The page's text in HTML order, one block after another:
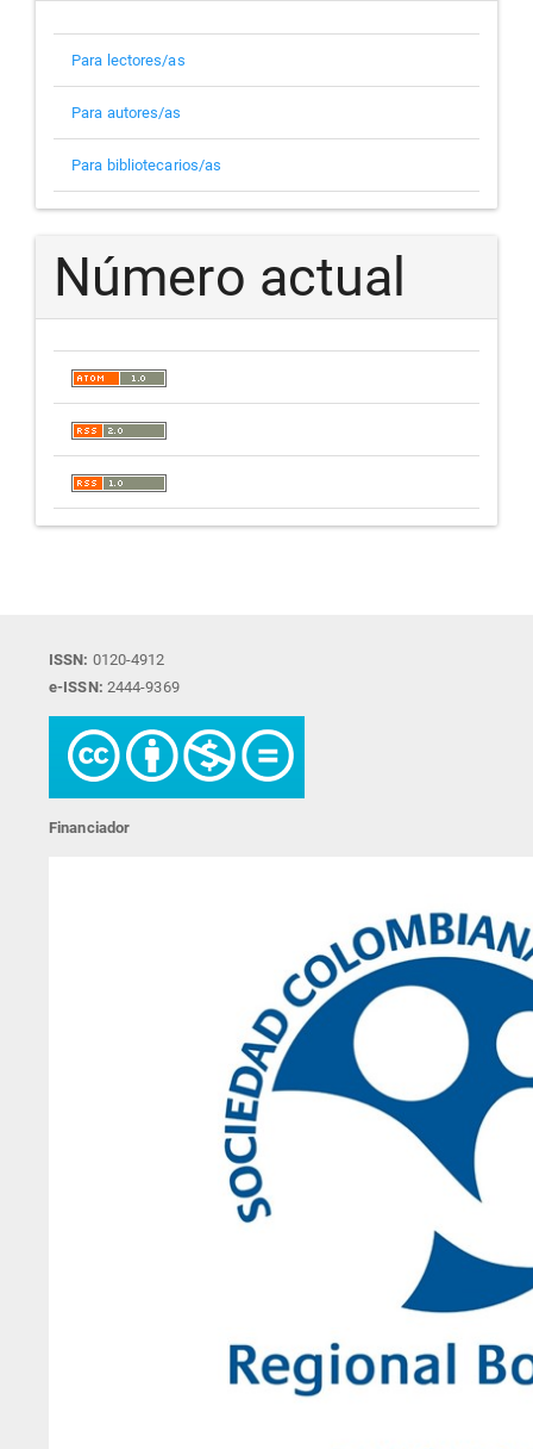
Para lectores/as
Para autores/as
Para bibliotecarios/as
Número actual
ISSN: 0120-4912
e-ISSN: 2444-9369
Financiador